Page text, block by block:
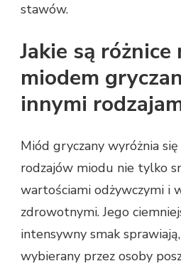
stawów.
Jakie są różnice
miodem
innymi
Miód gryczany wyróżnia
rodzajów miodu nie tylko
wartościami odżywczymi i
zdrowotnymi. Jego
intensywny smak
wybierany przez osoby